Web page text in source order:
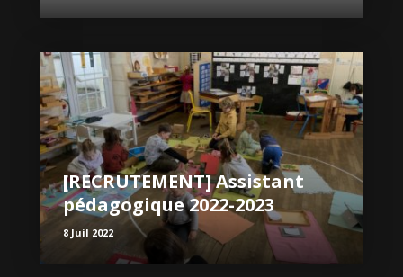
[RECRUTEMENT] Assistant
pédagogique 2022-2023
8 Juil 2022